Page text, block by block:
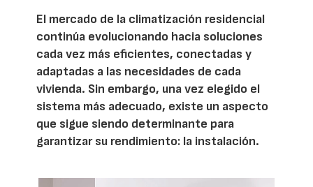
El mercado de la climatización residencial
continúa evolucionando hacia soluciones
cada vez más eficientes, conectadas y
adaptadas a las necesidades de cada
vivienda. Sin embargo, una vez elegido el
sistema más adecuado, existe un aspecto
que sigue siendo determinante para
garantizar su rendimiento: la instalación.